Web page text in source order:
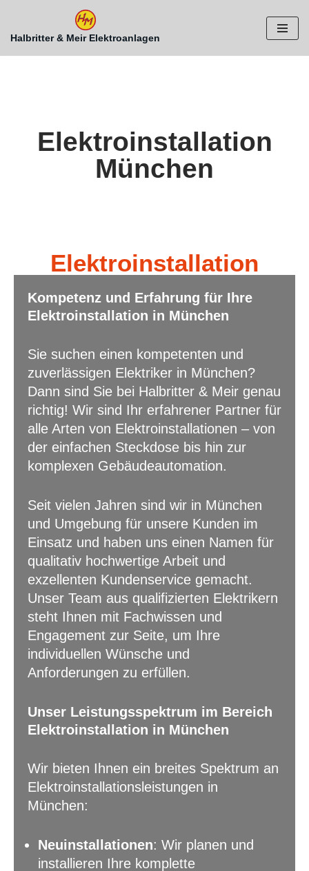
Zum
Inhalt
Halbritter & Meir Elektroanlagen
Elektroinstallation
München
Elektroinstallation
Kompetenz und Erfahrung für Ihre
Elektroinstallation in München
Sie suchen einen kompetenten und
zuverlässigen Elektriker in München?
Dann sind Sie bei Halbritter & Meir genau
richtig! Wir sind Ihr erfahrener Partner für
alle Arten von Elektroinstallationen – von
der einfachen Steckdose bis hin zur
komplexen Gebäudeautomation.
Seit vielen Jahren sind wir in München
und Umgebung für unsere Kunden im
Einsatz und haben uns einen Namen für
qualitativ hochwertige Arbeit und
exzellenten Kundenservice gemacht.
Unser Team aus qualifizierten Elektrikern
steht Ihnen mit Fachwissen und
Engagement zur Seite, um Ihre
individuellen Wünsche und
Anforderungen zu erfüllen.
Unser Leistungsspektrum im Bereich
Elektroinstallation in München
Wir bieten Ihnen ein breites Spektrum an
Elektroinstallationsleistungen in
München:
Neuinstallationen: Wir planen und
installieren Ihre komplette